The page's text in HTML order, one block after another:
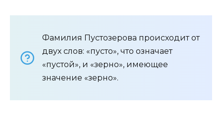
Фамилия Пустозерова происходит от
двух слов: «пусто», что означает
«пустой», и «зерно», имеющее
значение «зерно».